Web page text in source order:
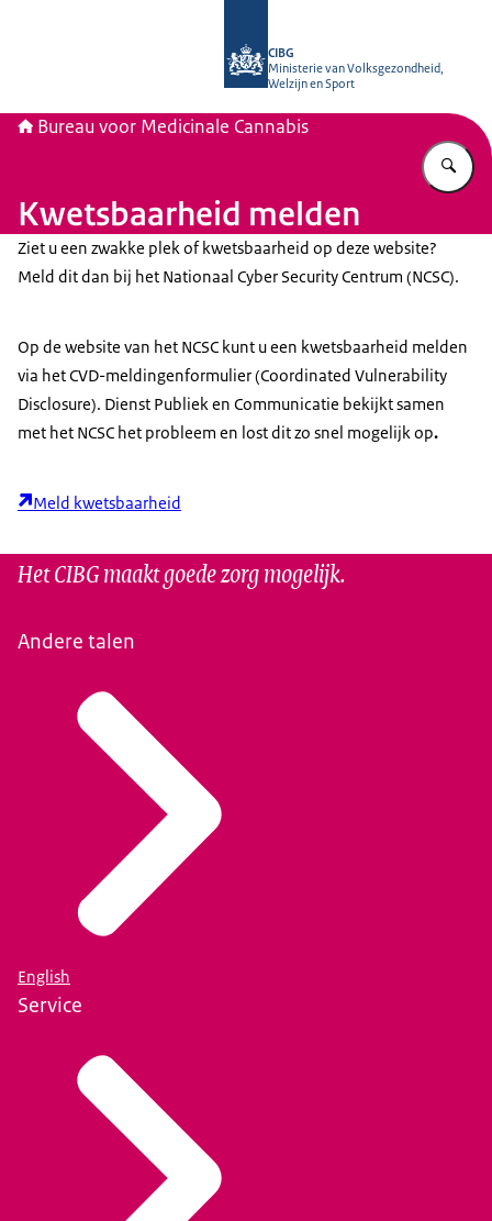
CIBG
Ministerie van Volksgezondheid,
Welzijn en Sport
Bureau voor Medicinale Cannabis
Kwetsbaarheid melden
Ziet u een zwakke plek of kwetsbaarheid op deze website?
Meld dit dan bij het Nationaal Cyber Security Centrum (NCSC).
Op de website van het NCSC kunt u een kwetsbaarheid melden
via het CVD-meldingenformulier (Coordinated Vulnerability
Disclosure). Dienst Publiek en Communicatie bekijkt samen
met het NCSC het probleem en lost dit zo snel mogelijk op.
Meld kwetsbaarheid
Het CIBG maakt goede zorg mogelijk.
Andere talen
English
Service